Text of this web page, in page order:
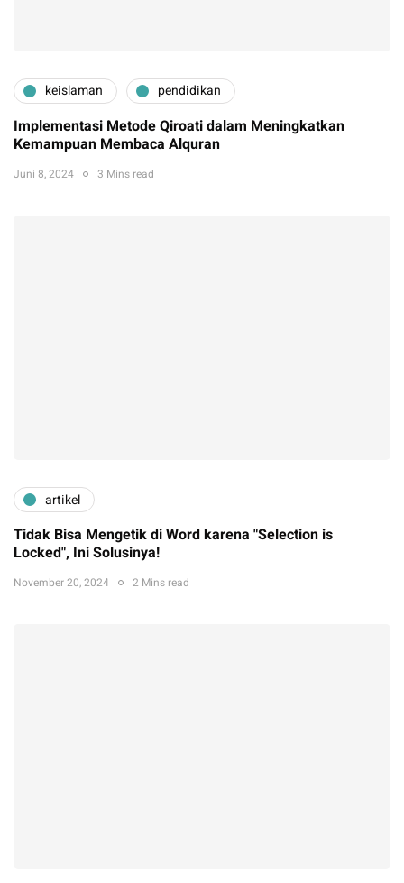
keislaman pendidikan
Implementasi Metode Qiroati dalam Meningkatkan
Kemampuan Membaca Alquran
Juni 8, 2024 3 Mins read
artikel
Tidak Bisa Mengetik di Word karena "Selection is
Locked", Ini Solusinya!
November 20, 2024 2 Mins read